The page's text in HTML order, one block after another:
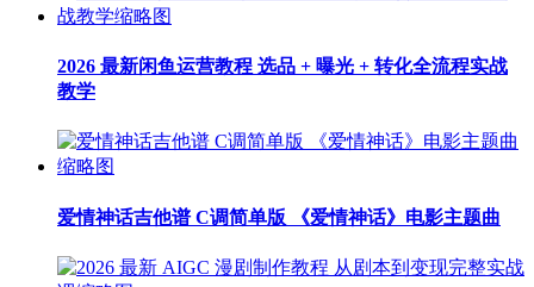
2026 最新闲鱼运营教程 选品 + 曝光 + 转化全流程实战
教学
爱情神话吉他谱 C调简单版 《爱情神话》电影主题曲